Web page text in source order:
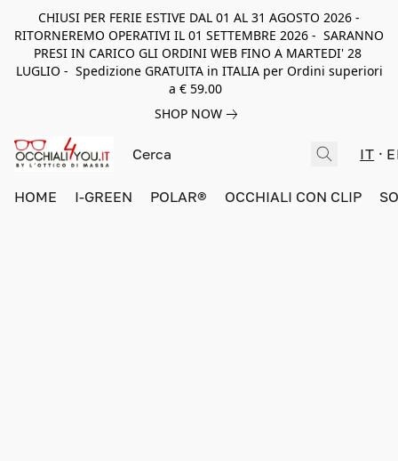
CHIUSI PER FERIE ESTIVE DAL 01 AL 31 AGOSTO 2026 -
RITORNEREMO OPERATIVI IL 01 SETTEMBRE 2026 - SARANNO
PRESI IN CARICO GLI ORDINI WEB FINO A MARTEDI' 28
LUGLIO - Spedizione GRATUITA in ITALIA per Ordini superiori
a € 59.00
SHOP NOW
IT
HOME I-GREEN POLAR® OCCHIALI CON CLIP